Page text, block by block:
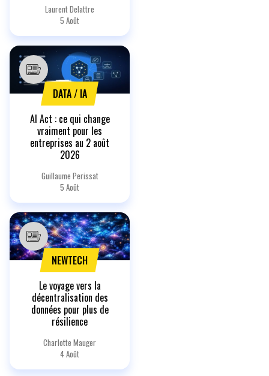
Laurent Delattre
5 Août
DATA / IA
AI Act : ce qui change
vraiment pour les
entreprises au 2 août
2026
Guillaume Perissat
5 Août
NEWTECH
Le voyage vers la
décentralisation des
données pour plus de
résilience
Charlotte Mauger
4 Août